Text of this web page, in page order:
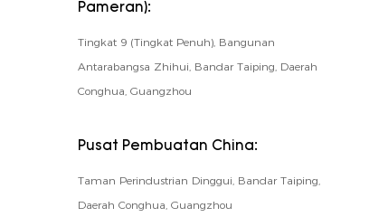
Pameran):
Tingkat 9 (Tingkat Penuh), Bangunan
Antarabangsa Zhihui, Bandar Taiping, Daerah
Conghua, Guangzhou
Pusat Pembuatan China:
Taman Perindustrian Dinggui, Bandar Taiping,
Daerah Conghua, Guangzhou